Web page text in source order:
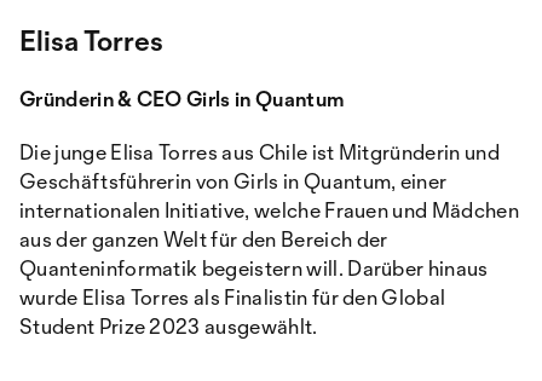
Elisa Torres
Gründerin & CEO Girls in Quantum
Die junge Elisa Torres aus Chile ist Mitgründerin und
Geschäftsführerin von Girls in Quantum, einer
internationalen Initiative, welche Frauen und Mädchen
aus der ganzen Welt für den Bereich der
Quanteninformatik begeistern will. Darüber hinaus
wurde Elisa Torres als Finalistin für den Global
Student Prize 2023 ausgewählt.